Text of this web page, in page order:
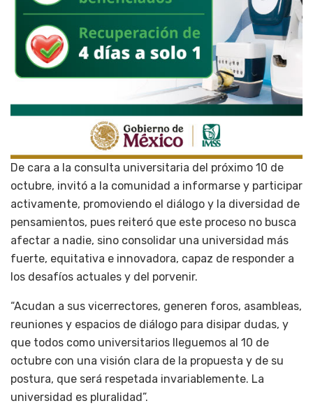
De cara a la consulta universitaria del próximo 10 de
octubre, invitó a la comunidad a informarse y participar
activamente, promoviendo el diálogo y la diversidad de
pensamientos, pues reiteró que este proceso no busca
afectar a nadie, sino consolidar una universidad más
fuerte, equitativa e innovadora, capaz de responder a
los desafíos actuales y del porvenir.
“Acudan a sus vicerrectores, generen foros, asambleas,
reuniones y espacios de diálogo para disipar dudas, y
que todos como universitarios lleguemos al 10 de
octubre con una visión clara de la propuesta y de su
postura, que será respetada invariablemente. La
universidad es pluralidad”.